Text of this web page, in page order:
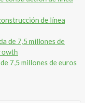
de línea
7,5 millones de euros